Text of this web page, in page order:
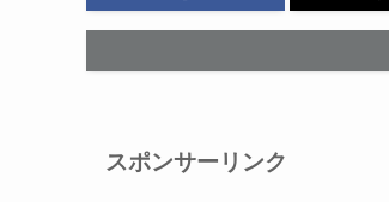
スポンサーリンク